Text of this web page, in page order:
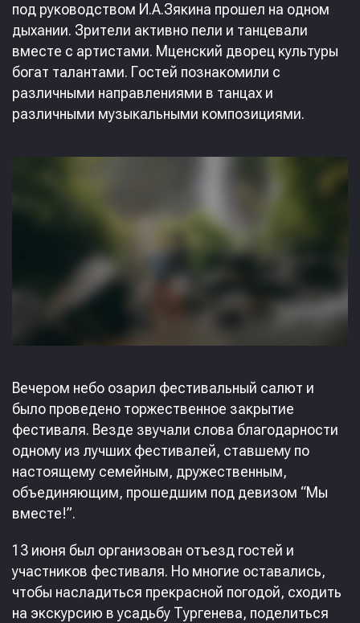
под руководством И.А.Зякина прошел на одном
дыхании. Зрители активно пели и танцевали
вместе с артистами. Мценский дворец культуры
богат талантами. Гостей познакомили с
различными направлениями в танцах и
различными музыкальными композициями.
Вечером небо озарил фестивальный салют и
было проведено торжественное закрытие
фестиваля. Везде звучали слова благодарности
одному из лучших фестивалей, ставшему по
настоящему семейным, дружественным,
объединяющим, прошедшим под девизом “Мы
вместе!”.
13 июня был организован отъезд гостей и
участников фестиваля. Но многие оставались,
чтобы насладиться прекрасной погодой, сходить
на экскурсию в усадьбу Тургенева, поделиться